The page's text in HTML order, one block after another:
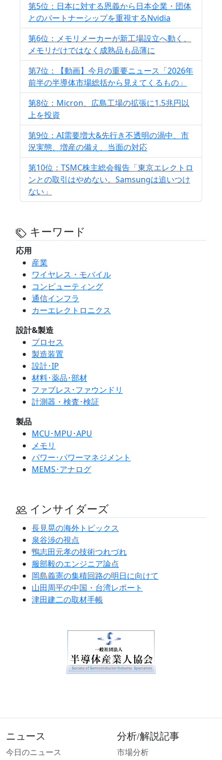
第5位：日本に対する恩義から日本企業・団体
とのパートナーシップを重視するNvidia
第6位：メモリメーカーが新工場設立へ動く、
メモリだけではなく成熟品も品薄に
第7位：【動画】今月の重要ニュース「2026年
前半の半導体市場総括から見えてくるもの」
第8位：Micron、広島工場の拡張に1.5兆円以
上を投資
第9位：AI需要増大&先行き不透明の渦中、市
況実態、増産の備え、当面の対応
第10位：TSMC株主総会報告「東京エレクトロ
ンとの取引はやめない。Samsungは追いつけ
ない」
キーワード
応用
産業
ワイヤレス・モバイル
コンピューティング
通信インフラ
カーエレクトロニクス
設計&製造
プロセス
製造装置
設計･IP
材料･薬品･部材
ファブレス･ファウンドリ
計測器・検査･検証
製品
MCU･MPU･APU
メモリ
パワー･パワーマネジメント
MEMS･アナログ
インサイダーズ
長見晃の海外トピックス
泉谷渉の視点
鴨志田元孝の技術つれづれ
服部毅のエンジニア論点
岡島義憲の集積回路の明日に向けて
山田周平の中国・台湾レポート
津田建二の取材手帳
ニュース
今日のニュース
分析/解説記事
市場分析